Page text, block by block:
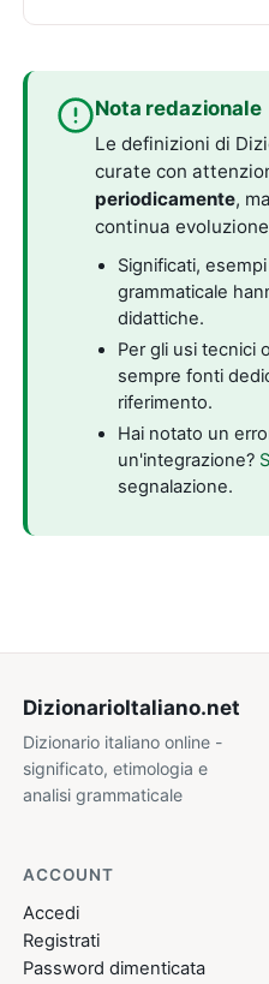
Nota redazionale
Le definizioni di
curate con
periodicamente,
continua
Significati,
grammaticale
didattiche.
Per gli usi tecnici
sempre fonti
riferimento.
Hai notato un
un'integrazione?
segnalazione.
DizionarioItaliano.net
Dizionario italiano online -
significato, etimologia e
analisi grammaticale
ACCOUNT
Accedi
Registrati
Password dimenticata